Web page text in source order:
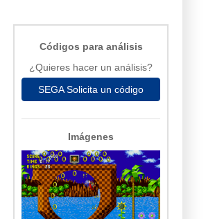
Códigos para análisis
¿Quieres hacer un análisis?
SEGA Solicita un código
Imágenes